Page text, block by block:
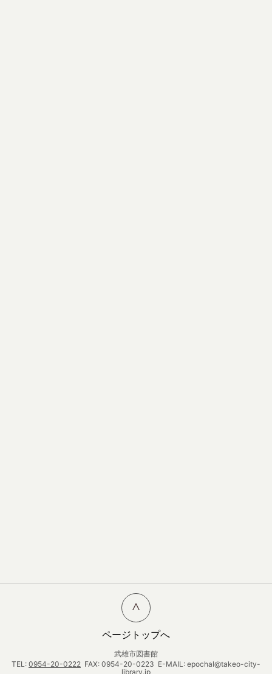
ページトップへ
武雄市図書館
TEL: 0954-20-0222 FAX: 0954-20-0223 E-MAIL: epochal@takeo-city-
library.jp